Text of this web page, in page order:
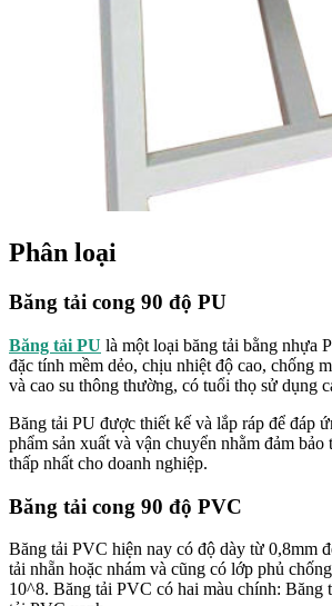
Phân loại
Băng tải cong 90 độ PU
Băng tải PU là một loại băng tải bằng nhựa
đặc tính mềm dẻo, chịu nhiệt độ cao, chống
và cao su thông thường, có tuổi thọ sử dụng
Băng tải PU được thiết kế và lắp ráp để đáp
phẩm sản xuất và vận chuyển nhằm đảm
thấp nhất cho doanh nghiệp.
Băng tải cong 90 độ PVC
Băng tải PVC hiện nay có độ dày từ 0,8mm
tải nhẵn hoặc nhám và cũng có lớp phủ
10^8. Băng tải PVC có hai màu chính: Băng